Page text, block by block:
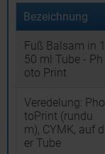
Bezeichnung
Fuß Balsam in 1
50 ml Tube - Ph
oto Print
Veredelung: Pho
toPrint (rundu
m), CYMK, auf d
er Tube